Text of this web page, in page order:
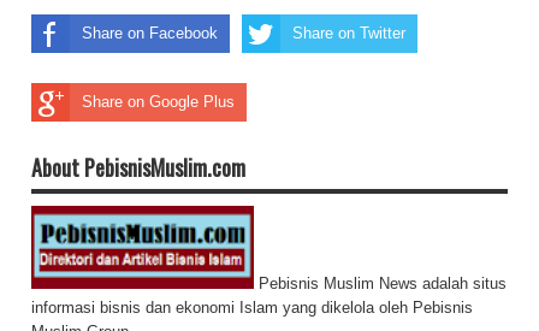
Share on Facebook Share on Twitter
Share on Google Plus
About PebisnisMuslim.com
Pebisnis Muslim News adalah situs
informasi bisnis dan ekonomi Islam yang dikelola oleh Pebisnis